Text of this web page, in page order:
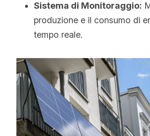
Vietnamita
Bengalese
Tailandese
Slovacco
Giapponese
Coreano
Sistema di Monitoraggio:
produzione e il consumo di
tempo reale.